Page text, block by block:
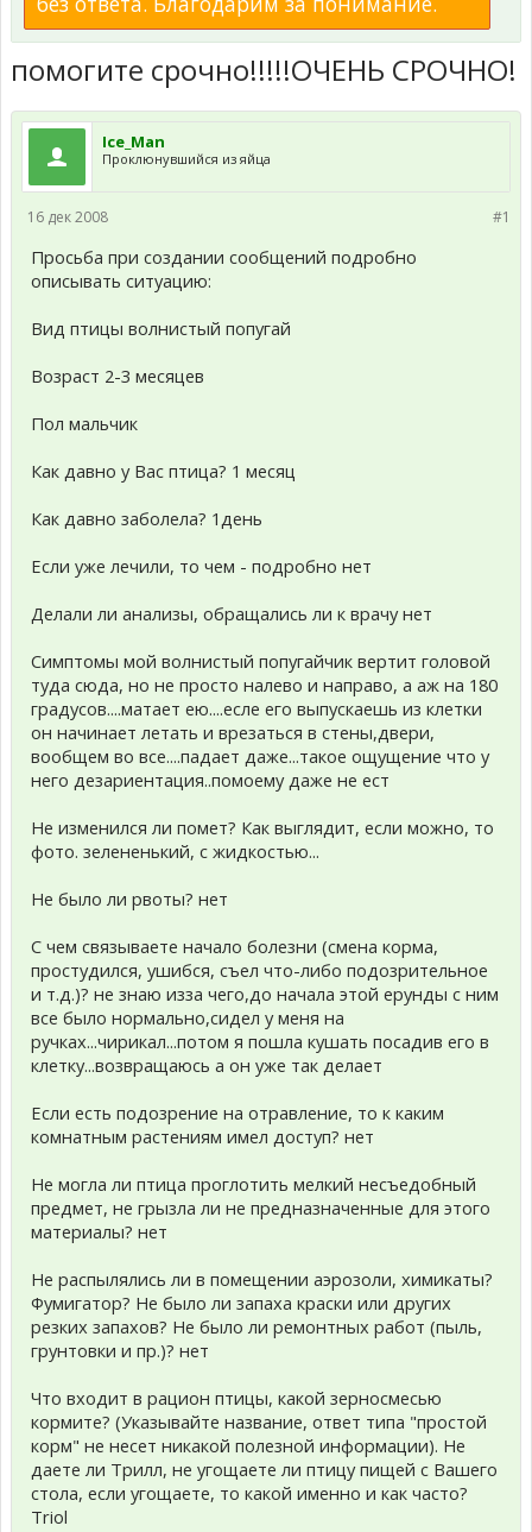
помогите срочно!!!!!ОЧЕНЬ СРОЧНО!
Ice_Man
Проклюнувшийся из яйца
#1
16 дек 2008
Просьба при создании сообщений подробно
описывать ситуацию:
Вид птицы волнистый попугай
Возраст 2-3 месяцев
Пол мальчик
Как давно у Вас птица? 1 месяц
Как давно заболела? 1день
Если уже лечили, то чем - подробно нет
Делали ли анализы, обращались ли к врачу нет
Симптомы мой волнистый попугайчик вертит головой
туда сюда, но не просто налево и направо, а аж на 180
градусов....матает ею....есле его выпускаешь из клетки
он начинает летать и врезаться в стены,двери,
вообщем во все....падает даже...такое ощущение что у
него дезариентация..помоему даже не ест
Не изменился ли помет? Как выглядит, если можно, то
фото. зелененький, с жидкостью...
Не было ли рвоты? нет
С чем связываете начало болезни (смена корма,
простудился, ушибся, съел что-либо подозрительное
и т.д.)? не знаю изза чего,до начала этой ерунды с ним
все было нормально,сидел у меня на
ручках...чирикал...потом я пошла кушать посадив его в
клетку...возвращаюсь а он уже так делает
Если есть подозрение на отравление, то к каким
комнатным растениям имел доступ? нет
Не могла ли птица проглотить мелкий несъедобный
предмет, не грызла ли не предназначенные для этого
материалы? нет
Не распылялись ли в помещении аэрозоли, химикаты?
Фумигатор? Не было ли запаха краски или других
резких запахов? Не было ли ремонтных работ (пыль,
грунтовки и пр.)? нет
Что входит в рацион птицы, какой зерносмесью
кормите? (Указывайте название, ответ типа "простой
корм" не несет никакой полезной информации). Не
даете ли Трилл, не угощаете ли птицу пищей с Вашего
стола, если угощаете, то какой именно и как часто?
Triol